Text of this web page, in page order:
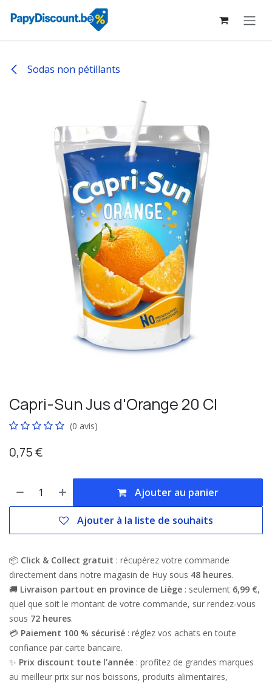
Se rendre au contenu
Sodas non pétillants
Capri-Sun Jus d'Orange 20 Cl
(0 avis)
0,75€
Ajouter au panier
Ajouter à la liste de souhaits
📦 Click & Collect gratuit : récupérez votre commande
directement dans notre magasin de Huy sous 48 heures.
🚚 Livraison partout en province de Liège : seulement 6,99 €,
quel que soit le montant de votre commande, sur rendez-vous
sous 72 heures.
💳 Paiement 100 % sécurisé : réglez vos achats en toute
confiance par carte bancaire.
✨ Prix discount toute l'année : profitez de grandes marques
au meilleur prix sur nos boissons, produits alimentaires,